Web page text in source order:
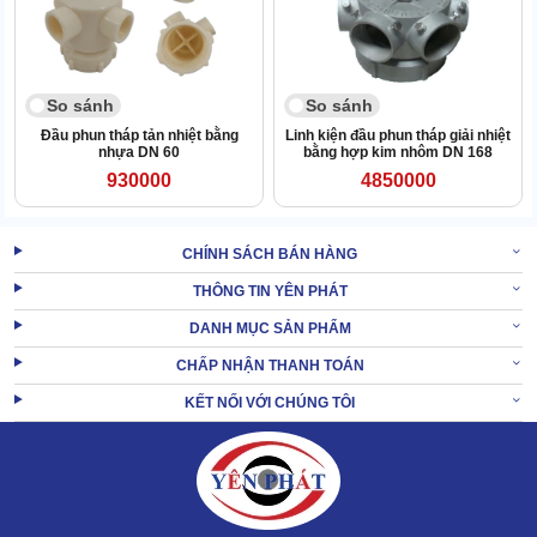
Ở mỗi đầu chia nước lại có những chốt vặn giúp kết nối chắc chắn
với cánh tay chia nước.
Đầu phun tháp giải nhiệt bằng hợp kim nhôm
So sánh
Đầu phun tháp tản nhiệt bằng
nhựa DN 60
930000
So sánh
Linh kiện đầu phun tháp giải nhiệt
bằng hợp kim nhôm DN 168
4850000
CHÍNH SÁCH BÁN HÀNG
THÔNG TIN YÊN PHÁT
DANH MỤC SẢN PHẨM
CHẤP NHẬN THANH TOÁN
KẾT NỐI VỚI CHÚNG TÔI